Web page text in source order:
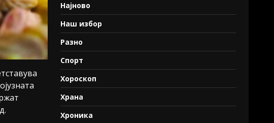
Најново
Наш избор
Разно
Спорт
Хороскоп
Храна
Хроника